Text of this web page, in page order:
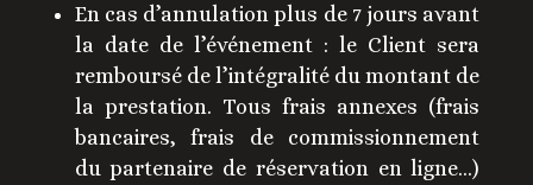
En cas d’annulation plus de 7 jours avant
la date de l’événement : le Client sera
remboursé de l’intégralité du montant de
la prestation. Tous frais annexes (frais
bancaires, frais de commissionnement
du partenaire de réservation en ligne…)